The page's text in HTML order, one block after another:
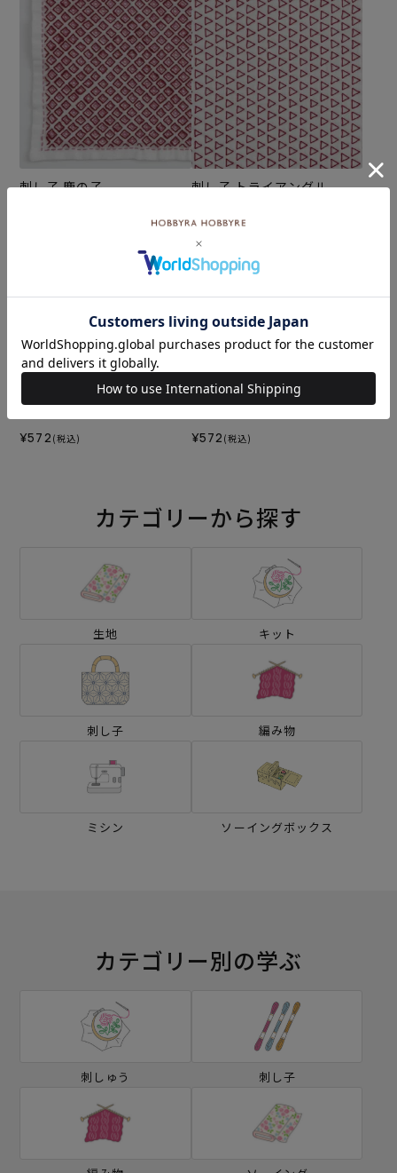
刺し子 鹿の子 刺し子 トライアングル
¥572 (税込) ¥572 (税込)
カテゴリーから探す
生地 キット
刺し子 編み物
ミシン ソーイングボックス
カテゴリー別の学ぶ
刺しゅう 刺し子